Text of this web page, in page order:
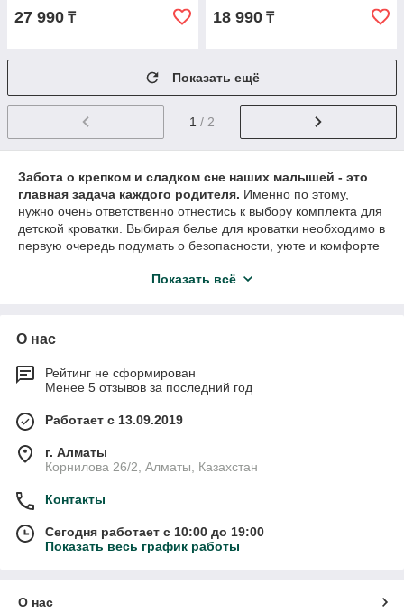
27 990 ₸ 18 990 ₸
Показать ещё
1 / 2
Забота о крепком и сладком сне наших малышей - это
главная задача каждого родителя. Именно по этому,
нужно очень ответственно отнестись к выбору комплекта для
детской кроватки. Выбирая белье для кроватки необходимо в
первую очередь подумать о безопасности, уюте и комфорте
в первые месяцы жизни ребенок большую часть времени
понимать целесообразность покупки той или иной
составляющей комплекта. И зная все это, будет легче
подобрать желаемую комплектацию постельного белья.
Количество предметов в наборе может быть различным: от 2
Показать всё
О нас
Рейтинг не сформирован
Менее 5 отзывов за последний год
Работает с 13.09.2019
г. Алматы
Корнилова 26/2, Алматы, Казахстан
Контакты
Сегодня работает с 10:00 до 19:00
Показать весь график работы
О нас